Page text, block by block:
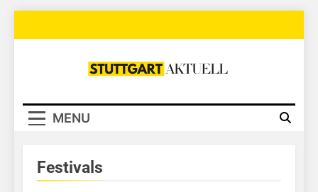
Stuttgart
MENU
Festivals